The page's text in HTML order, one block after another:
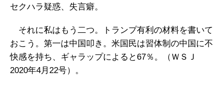
セクハラ疑惑、失言癖。
それに私はもう二つ。トランプ有利の材料を書いて
おこう。第一は中国叩き。米国民は習体制の中国に不
快感を持ち、ギャラップによると67％。（ＷＳＪ
2020年4月22号）。